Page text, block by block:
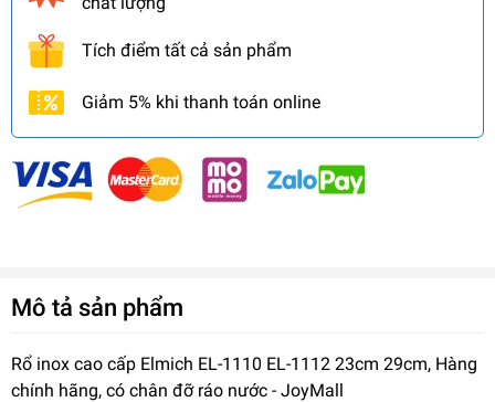
Tích điểm tất cả sản phẩm
Giảm 5% khi thanh toán online
Mô tả sản phẩm
Rổ inox cao cấp Elmich EL-1110 EL-1112 23cm 29cm, Hàng
chính hãng, có chân đỡ ráo nước - JoyMall